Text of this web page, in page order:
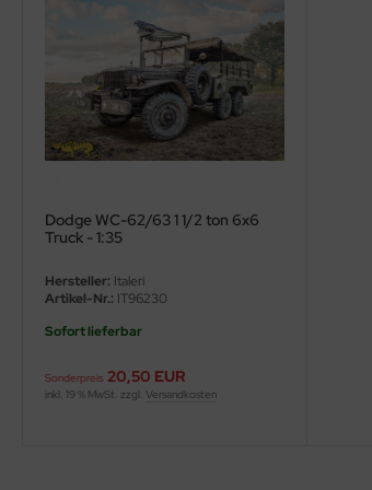
Dodge WC-62/63 1 1/2 ton 6x6
Truck - 1:35
Hersteller: Italeri
Artikel-Nr.: IT96230
Sofort lieferbar
Sonderpreis 20,50 EUR
inkl. 19 % MwSt. zzgl. Versandkosten